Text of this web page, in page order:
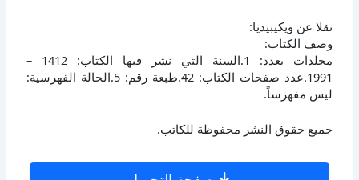
نقلا عن ويكيبيديا:
وصف الكتاب:
مجلدات بعدد: 1.السنة التي نشر فيها الكتاب: 1412 –
1991.عدد صفحات الكتاب: 42.طبعة رقم: 5.الحالة الفهرسية:
ليس مفهرساً.
جميع حقوق النشر محفوظة للكاتب.